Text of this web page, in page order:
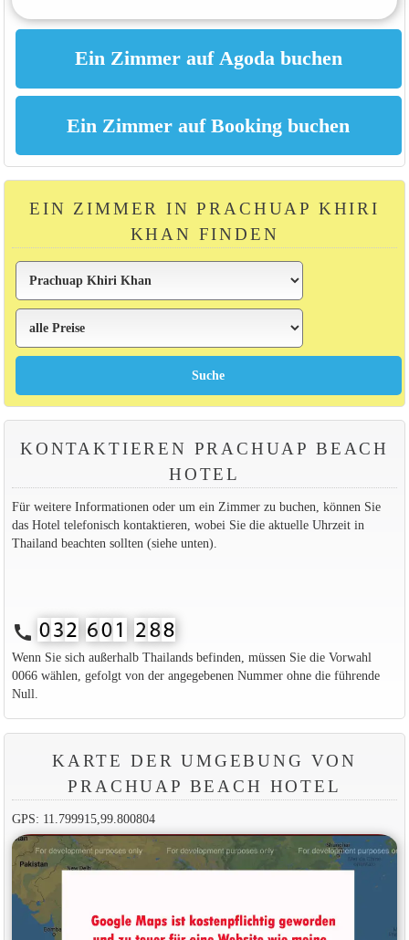
EIN ZIMMER IN PRACHUAP KHIRI
KHAN FINDEN
KONTAKTIEREN PRACHUAP BEACH
HOTEL
Für weitere Informationen oder um ein Zimmer zu buchen, können Sie
das Hotel telefonisch kontaktieren, wobei Sie die aktuelle Uhrzeit in
Thailand beachten sollten (siehe unten).
call
Wenn Sie sich außerhalb Thailands befinden, müssen Sie die Vorwahl
0066 wählen, gefolgt von der angegebenen Nummer ohne die führende
Null.
KARTE DER UMGEBUNG VON
PRACHUAP BEACH HOTEL
GPS: 11.799915,99.800804